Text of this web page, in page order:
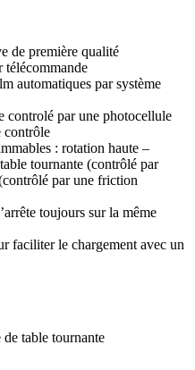
de première qualité
télécommande
automatiques par système
controlé par une photocellule
contrôle
: rotation haute –
tournante (contrôlé par
par une friction
toujours sur la même
faciliter le chargement avec un
de table tournante